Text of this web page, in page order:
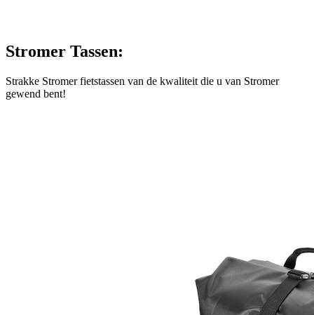
Stromer Tassen:
Strakke Stromer fietstassen van de kwaliteit die u van Stromer
gewend bent!